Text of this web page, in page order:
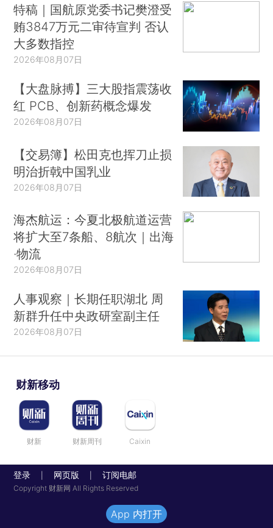
特稿｜国航原党委书记樊澄受
贿3847万元二审待宣判 否认
大多数指控
2026年08月07日
【大盘脉搏】三大股指震荡收
红 PCB、创新药概念爆发
2026年08月07日
【交易簿】松田克也挥刀止损
明治折戟中国乳业
2026年08月07日
海杰航运：今夏北极航道运营
将扩大至7条船、8航次｜出海
·物流
2026年08月07日
人事观察｜长期任职湖北 周
新群升任中央政研室副主任
2026年08月07日
财新移动
财新 财新周刊 Caixin
登录 网页版 订阅电邮
Copyright 财新网 All Rights Reserved
App 内打开